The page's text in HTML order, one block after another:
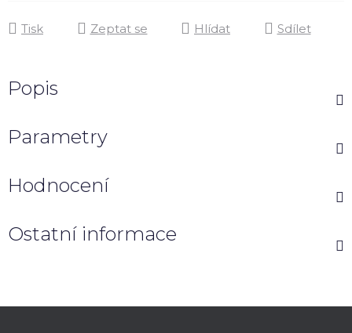
Tisk Zeptat se Hlídat Sdílet
Popis
Parametry
Hodnocení
Ostatní informace